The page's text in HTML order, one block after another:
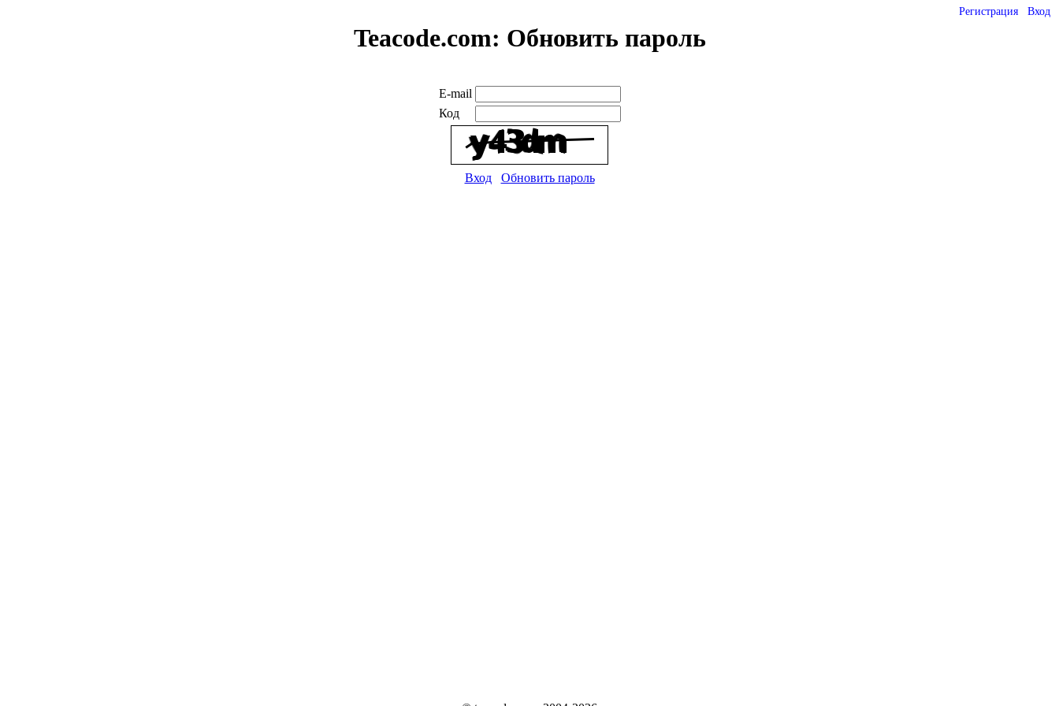
Регистрация Вход
Teacode.com: Обновить пароль
E-mail
Код
Вход Обновить пароль